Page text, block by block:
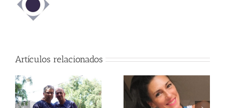
Artículos relacionados